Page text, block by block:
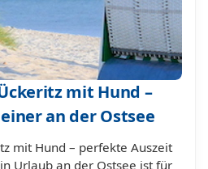
mit Hund –
an der Ostsee
mit Hund – perfekte Auszeit
Urlaub an der Ostsee ist für